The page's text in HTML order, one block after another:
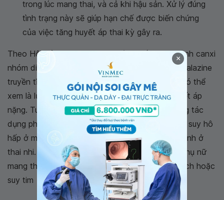
trong lúc mang thai, và cả khi hậu sản. Xử lý đúng
tình trạng này sẽ giúp hạn chế được biến chứng
của việc tăng huyết áp thai kỳ gây ra.
Theo Hội Sản Phụ khoa Hoa Kỳ, thuốc chẹn kênh canxi
nhóm dihydropyridine đường uống cùng với hydralazine
truyền tĩnh mạch và labetalol truyền tĩnh mạch có thể
xem là lựa chọn hữu hiệu trong điều trị tăng huyết áp
nặng. Tuy nhiên khi sử dụng cần cân nhắc những tác
dụng phụ nó đem lại như hydralazine có thể gây suy hô
hấp ở mẹ, labetalon có thể gây cơn nhịp tim nhanh ở
thai nhi. Cần tránh dùng labetalon labetalol với phụ nữ
mang thai có tiền sử hen suyễn, có bệnh tim mạch hoặc
suy tim
×